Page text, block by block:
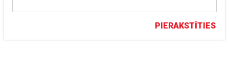
PIERAKSTĪTIES